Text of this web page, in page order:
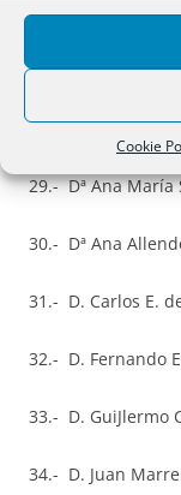
Cookie
26.- Dª María
27.- D. José
28.- Dª María
29.- Dª Ana María
30.- Dª Ana
31.- D. Carlos E.
32.- D. Fernando
33.- D. GuiJlermo
34.- D. Juan